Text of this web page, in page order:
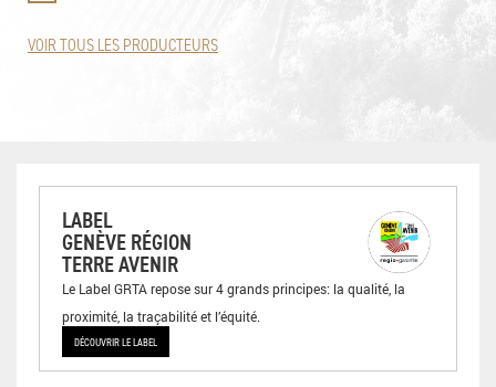
VOIR TOUS LES PRODUCTEURS
LABEL
GENÈVE RÉGION
TERRE AVENIR
Le Label GRTA repose sur 4 grands principes: la qualité, la
proximité, la traçabilité et l’équité.
DÉCOUVRIR LE LABEL